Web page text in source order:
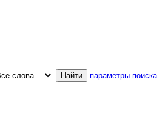
параметры поиска